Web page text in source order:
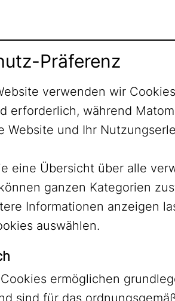
Präferenz
verwenden wir
erforderlich, während
Website und Ihr
eine Übersicht über alle
ganzen Kategorien
Informationen anzeigen
auswählen.
ermöglichen
sind für das